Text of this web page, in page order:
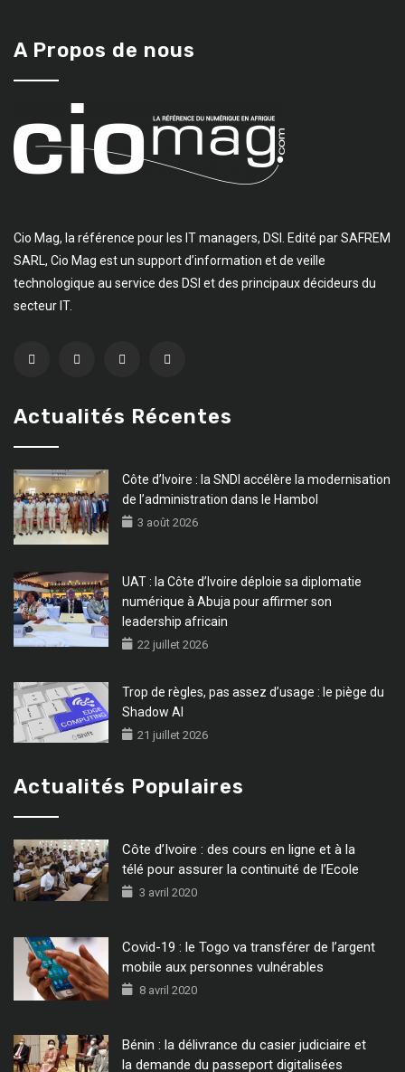
A Propos de nous
Cio Mag, la référence pour les IT managers, DSI. Edité par SAFREM
SARL, Cio Mag est un support d’information et de veille
technologique au service des DSI et des principaux décideurs du
secteur IT.
Actualités Récentes
Côte d’Ivoire : la SNDI accélère la modernisation
de l’administration dans le Hambol
3 août 2026
UAT : la Côte d’Ivoire déploie sa diplomatie
numérique à Abuja pour affirmer son
leadership africain
22 juillet 2026
Trop de règles, pas assez d’usage : le piège du
Shadow AI
21 juillet 2026
Actualités Populaires
Côte d’Ivoire : des cours en ligne et à la
télé pour assurer la continuité de l’Ecole
3 avril 2020
Covid-19 : le Togo va transférer de l’argent
mobile aux personnes vulnérables
8 avril 2020
Bénin : la délivrance du casier judiciaire et
la demande du passeport digitalisées